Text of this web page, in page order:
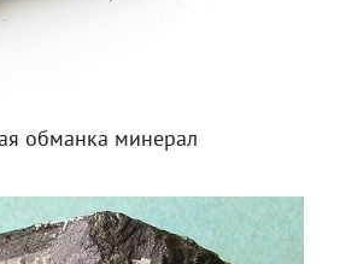
обманка минерал